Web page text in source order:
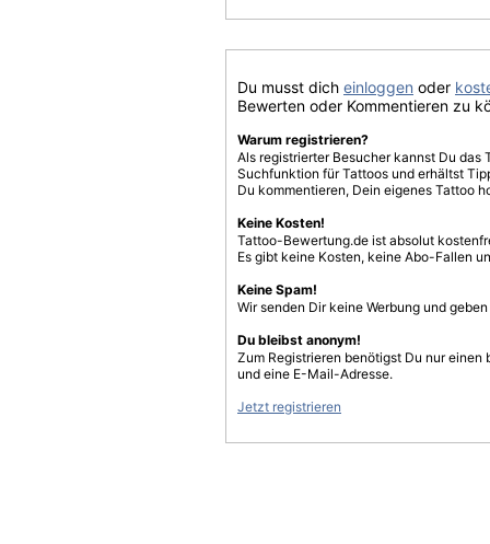
Du musst dich einloggen oder
Bewerten oder Kommentieren zu
Warum registrieren?
Als registrierter Besucher kannst Du
Suchfunktion für Tattoos und erhältst
Du kommentieren, Dein eigenes Tattoo
Keine Kosten!
Tattoo-Bewertung.de ist absolut
Es gibt keine Kosten, keine Abo-Fallen
Keine Spam!
Wir senden Dir keine Werbung und
Du bleibst anonym!
Zum Registrieren benötigst Du nur einen
und eine E-Mail-Adresse.
Jetzt registrieren